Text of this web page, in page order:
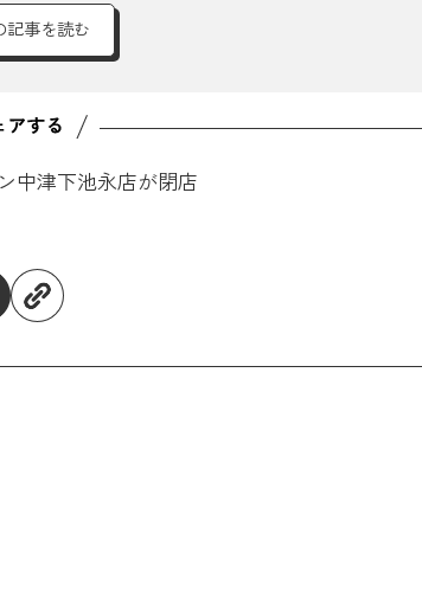
記事を読む
中津下池永店が閉店